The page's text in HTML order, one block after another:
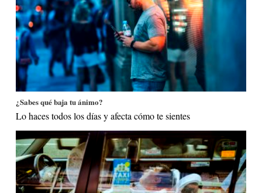
¿Sabes qué baja tu ánimo?
Lo haces todos los días y afecta cómo te sientes